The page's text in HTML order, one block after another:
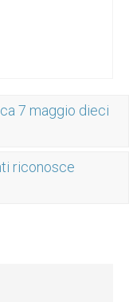
7 maggio dieci
riconosce